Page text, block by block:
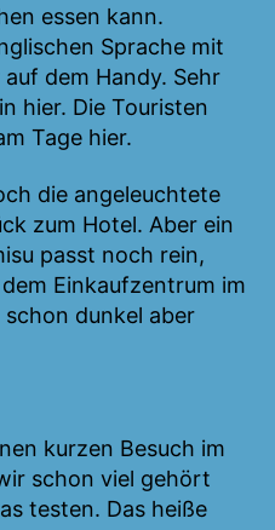
essen kann.
Sprache mit
dem Handy. Sehr
hier. Die Touristen
Tage hier.
die angeleuchtete
zum Hotel. Aber ein
passt noch rein,
Einkaufzentrum im
schon dunkel aber
kurzen Besuch im
schon viel gehört
testen. Das heiße